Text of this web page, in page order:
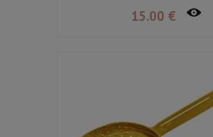
15.00 €